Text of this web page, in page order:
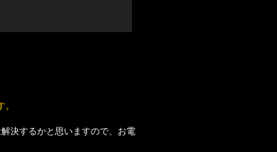
決するかと思いますので、お電